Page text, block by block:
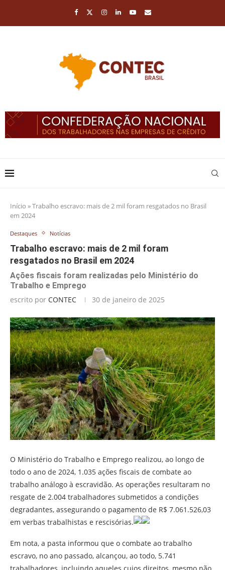
Início »Trabalho escravo: mais de 2 mil foram resgatados no Brasil
em 2024
Destaques Notícias
Trabalho escravo: mais de 2 mil foram
resgatados no Brasil em 2024
Ações fiscais foram realizadas pelo Ministério do
Trabalho e Emprego
escrito por CONTEC 30 de janeiro de 2025
O Ministério do Trabalho e Emprego realizou, ao longo de
todo o ano de 2024, 1.035 ações fiscais de combate ao
trabalho análogo à escravidão. As operações resultaram no
resgate de 2.004 trabalhadores submetidos a condições
degradantes, assegurando o pagamento de R$ 7.061.526,03
em verbas trabalhistas e rescisórias.
Em nota, a pasta informou que o combate ao trabalho
escravo, no ano passado, alcançou, ao todo, 5.741